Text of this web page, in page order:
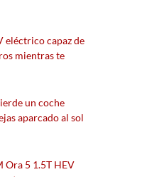
eléctrico capaz de
mientras te
un coche
aparcado al sol
Ora 5 1.5T HEV